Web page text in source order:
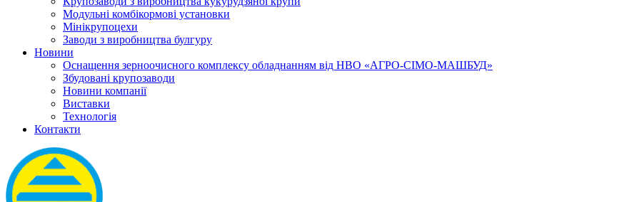
Модульні комбікормові установки
Мінікрупоцехи
Заводи з виробництва булгуру
Новини
Оснащення зерноочисного комплексу обладнанням від НВО «АГРО-СІМО-МАШБУД»
Збудовані крупозаводи
Новини компанії
Виставки
Технологія
Контакти